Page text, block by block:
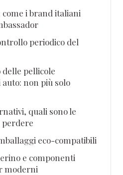
i brand italiani
periodico del
delle pellicole
non più solo
quali sono le
perdere
eco-compatibili
e componenti
moderni